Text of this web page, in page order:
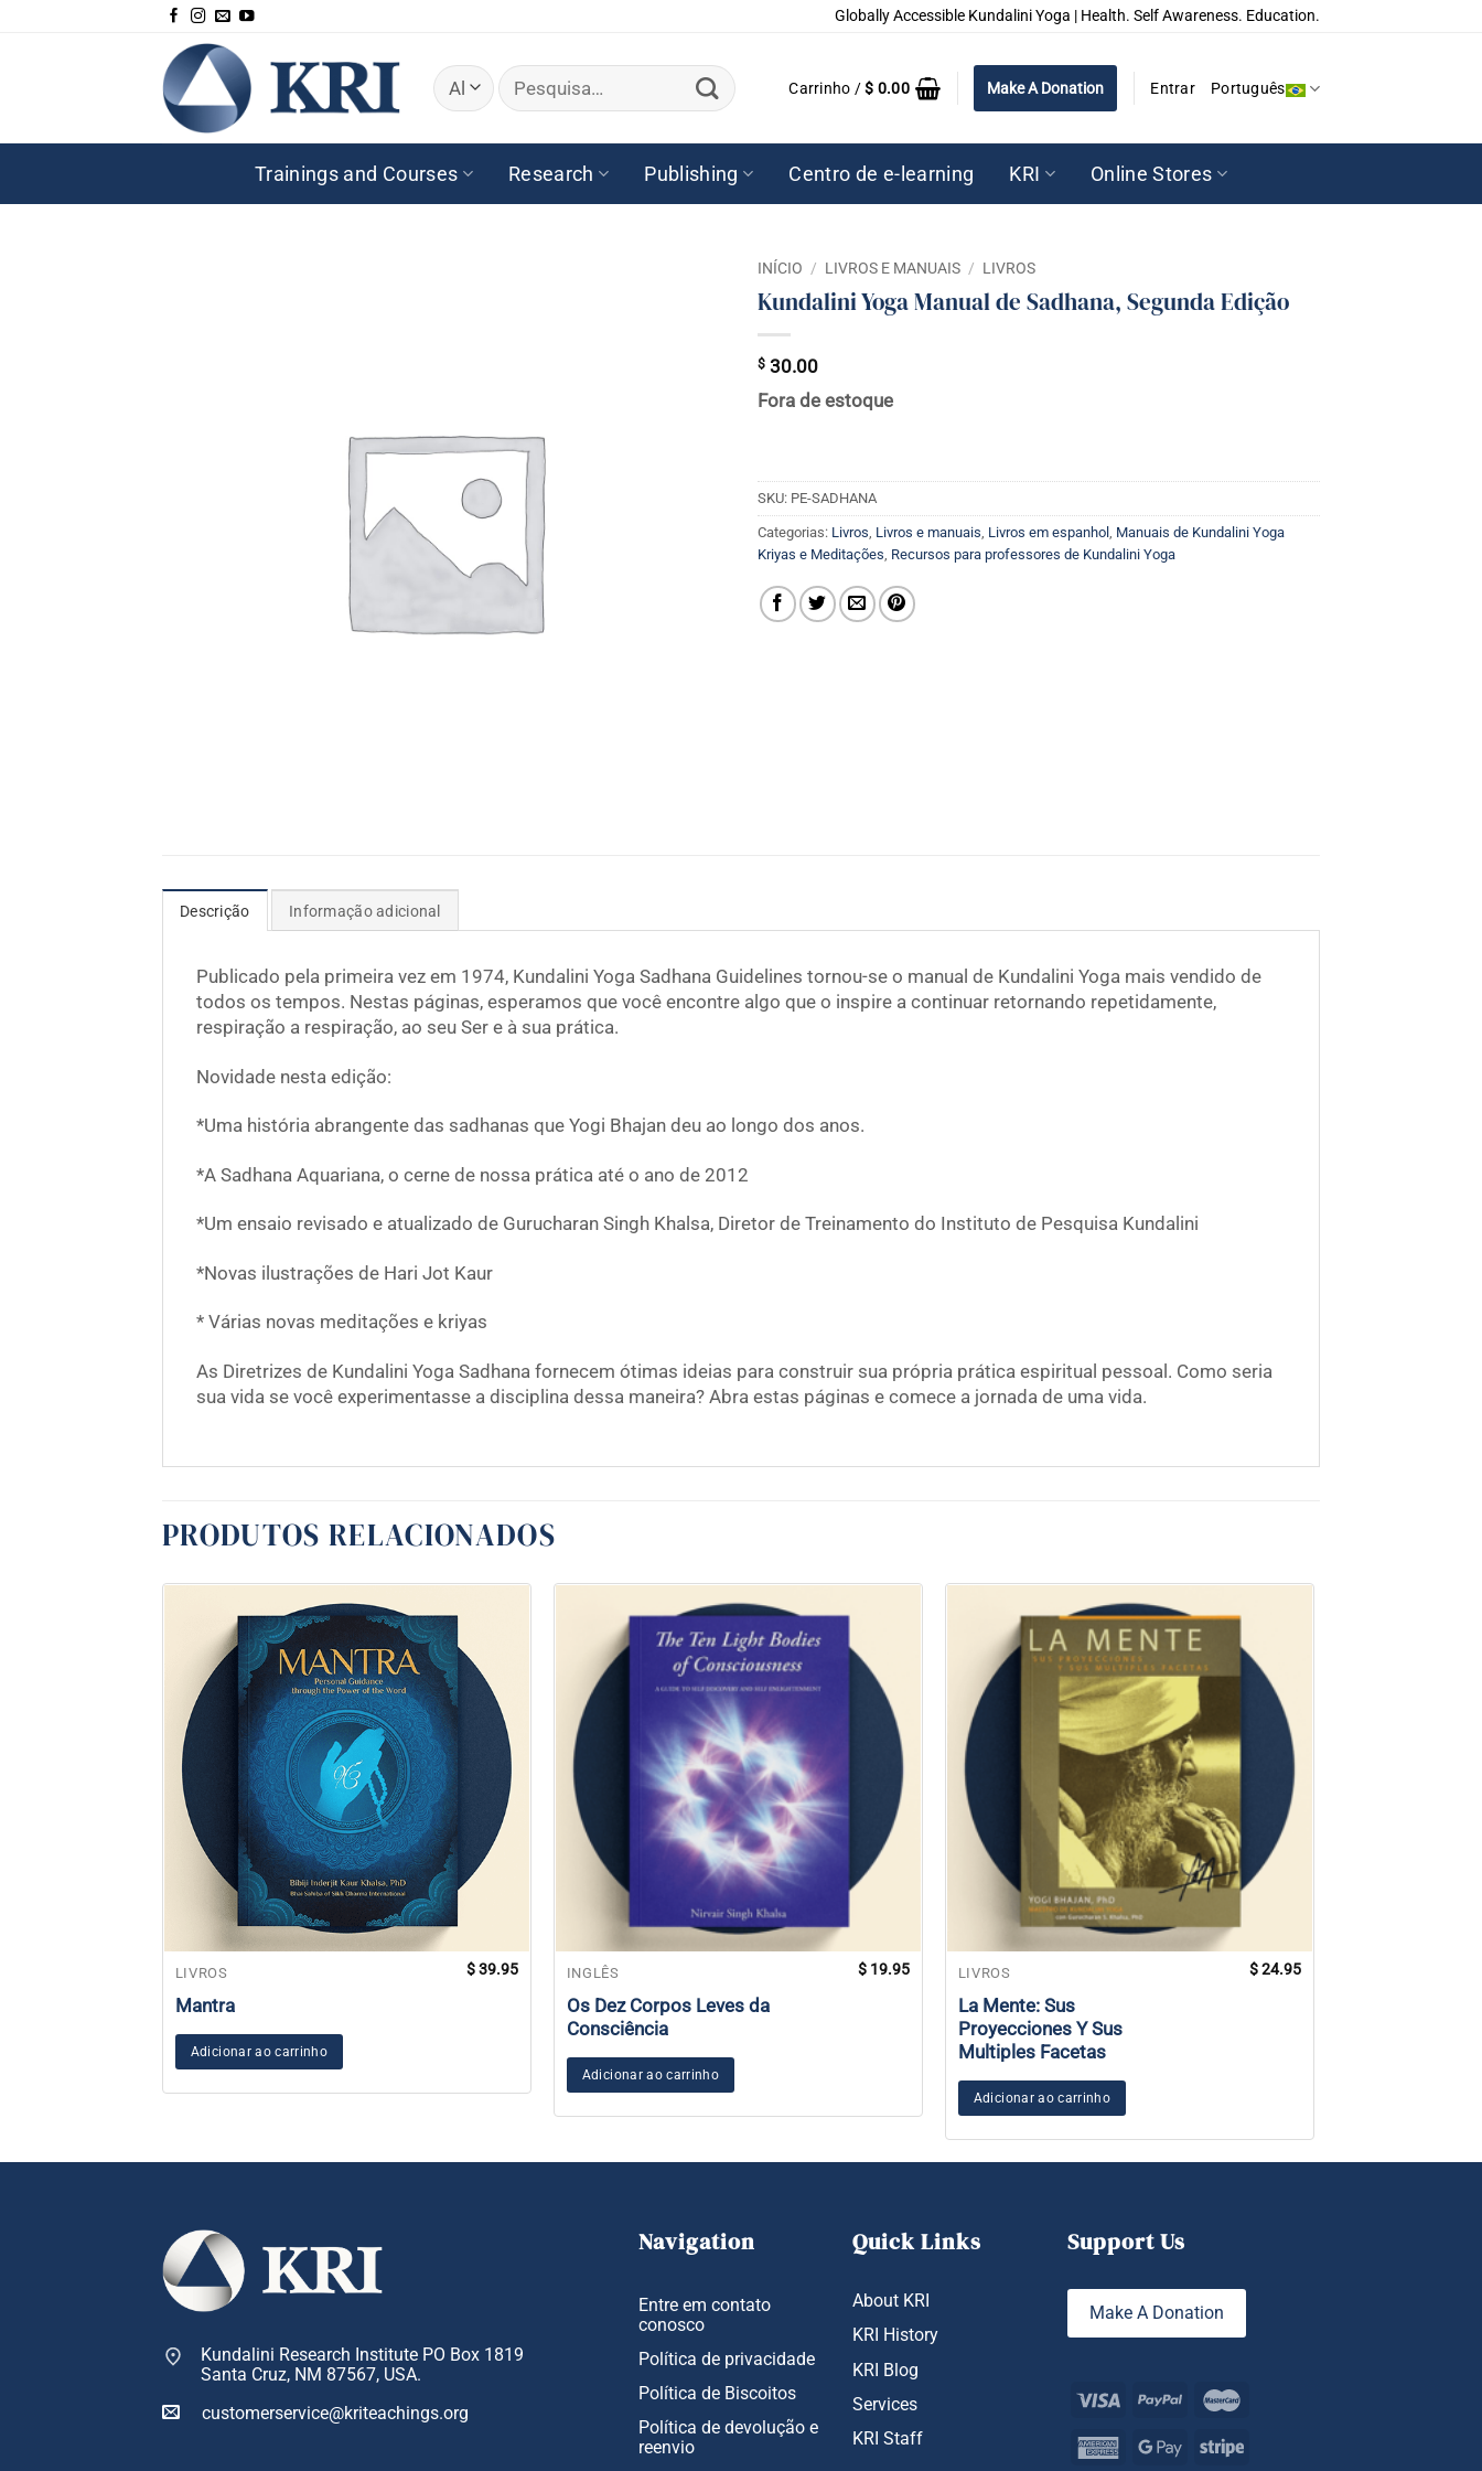
Globally Accessible Kundalini Yoga | Health. Self Awareness. Education.
Pesquisar
por:
Carrinho /$ 0.00 Make A Donation Entrar Português
Trainings and Courses Research Publishing Centro de e-learning KRI Online Stores
INÍCIO / LIVROS E MANUAIS / LIVROS
Kundalini Yoga Manual de Sadhana, Segunda Edição
$ 30.00
Fora de estoque
SKU: PE-SADHANA
Categorias: Livros, Livros e manuais, Livros em espanhol , Manuais de Kundalini Yoga
Kriyas e Meditações, Recursos para professores de Kundalini Yoga
Descrição Informação adicional
Publicado pela primeira vez em 1974, Kundalini Yoga Sadhana Guidelines tornou-se o manual de Kundalini Yoga mais vendido de
todos os tempos. Nestas páginas, esperamos que você encontre algo que o inspire a continuar retornando repetidamente,
respiração a respiração, ao seu Ser e à sua prática.
Novidade nesta edição:
*Uma história abrangente das sadhanas que Yogi Bhajan deu ao longo dos anos.
*A Sadhana Aquariana, o cerne de nossa prática até o ano de 2012
*Um ensaio revisado e atualizado de Gurucharan Singh Khalsa, Diretor de Treinamento do Instituto de Pesquisa Kundalini
*Novas ilustrações de Hari Jot Kaur
* Várias novas meditações e kriyas
As Diretrizes de Kundalini Yoga Sadhana fornecem ótimas ideias para construir sua própria prática espiritual pessoal. Como seria
sua vida se você experimentasse a disciplina dessa maneira? Abra estas páginas e comece a jornada de uma vida.
PRODUTOS RELACIONADOS
LIVROS
Mantra
$39.95
Adicionar ao carrinho
INGLÊS
Os Dez Corpos Leves da
Consciência
$ 19.95
Adicionar ao carrinho
LIVROS
La Mente: Sus
Proyecciones Y Sus
Multiples Facetas
$24.95
Adicionar ao carrinho
Kundalini Research Institute PO Box 1819
Santa Cruz, NM 87567, USA.
customerservice@kriteachings.org
Navigation
Entre em contato
conosco
Política de privacidade
Política de Biscoitos
Política de devolução e
reenvio
Quick Links
About KRI
KRI History
KRI Blog
Services
KRI Staff
Support Us
Make A Donation